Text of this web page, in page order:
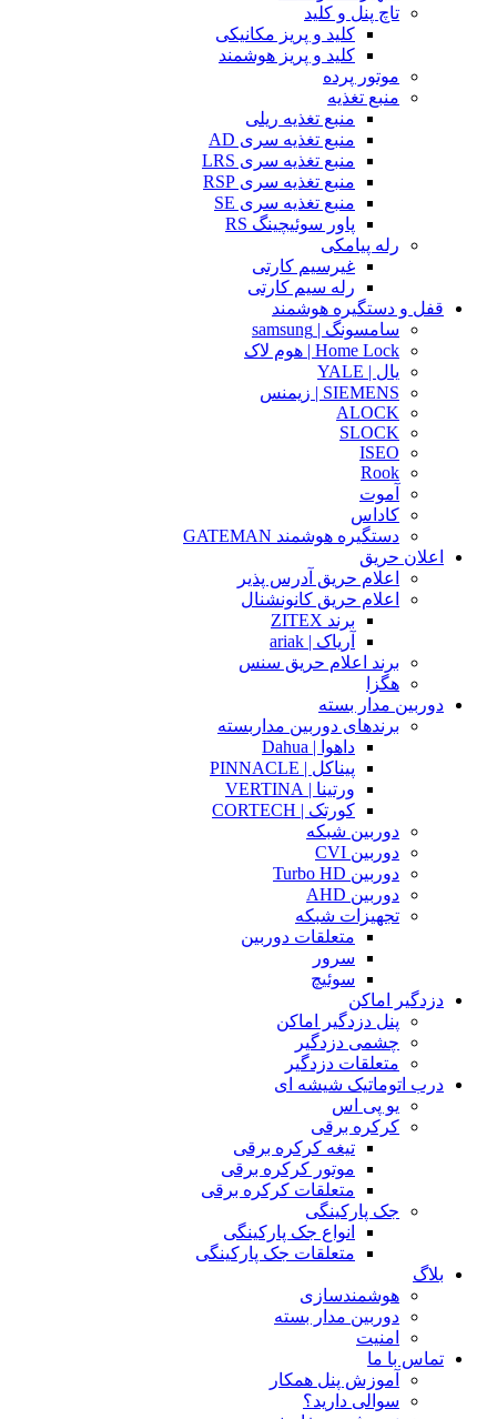
تاچ پنل و کلید
کلید و پریز مکانیکی
کلید و پریز هوشمند
موتور پرده
منبع تغذیه
منبع تغذیه ریلی
منبع تغذیه سری AD
منبع تغذیه سری LRS
منبع تغذیه سری RSP
منبع تغذیه سری SE
پاور سوئیچینگ RS
رله پیامکی
غیرسیم کارتی
رله سیم کارتی
قفل و دستگیره هوشمند
سامسونگ | samsung
Home Lock | هوم لاک
یال | YALE
SIEMENS | زیمنس
ALOCK
SLOCK
ISEO
Rook
آموت
کاداس
دستگیره هوشمند GATEMAN
اعلان حریق
اعلام حریق آدرس پذیر
اعلام حریق کانونشنال
برند ZITEX
آریاک | ariak
برند اعلام حریق سنس
هگزا
دوربین مدار بسته
برندهای دوربین مداربسته
داهوا | Dahua
پیناکل | PINNACLE
ورتینا | VERTINA
کورتک | CORTECH
دوربین شبکه
دوربین CVI
دوربین Turbo HD
دوربین AHD
تجهیزات شبکه
متعلقات دوربین
سرور
سوئیچ
دزدگیر اماکن
پنل دزدگیر اماکن
چشمی دزدگیر
متعلقات دزدگیر
درب اتوماتیک شیشه ای
یو پی اس
کرکره برقی
تیغه کرکره برقی
موتور کرکره برقی
متعلقات کرکره برقی
جک پارکینگی
انواع جک پارکینگی
متعلقات جک پارکینگی
بلاگ
هوشمندسازی
دوربین مدار بسته
امنیت
تماس با ما
آموزش پنل همکار
سوالی دارید؟